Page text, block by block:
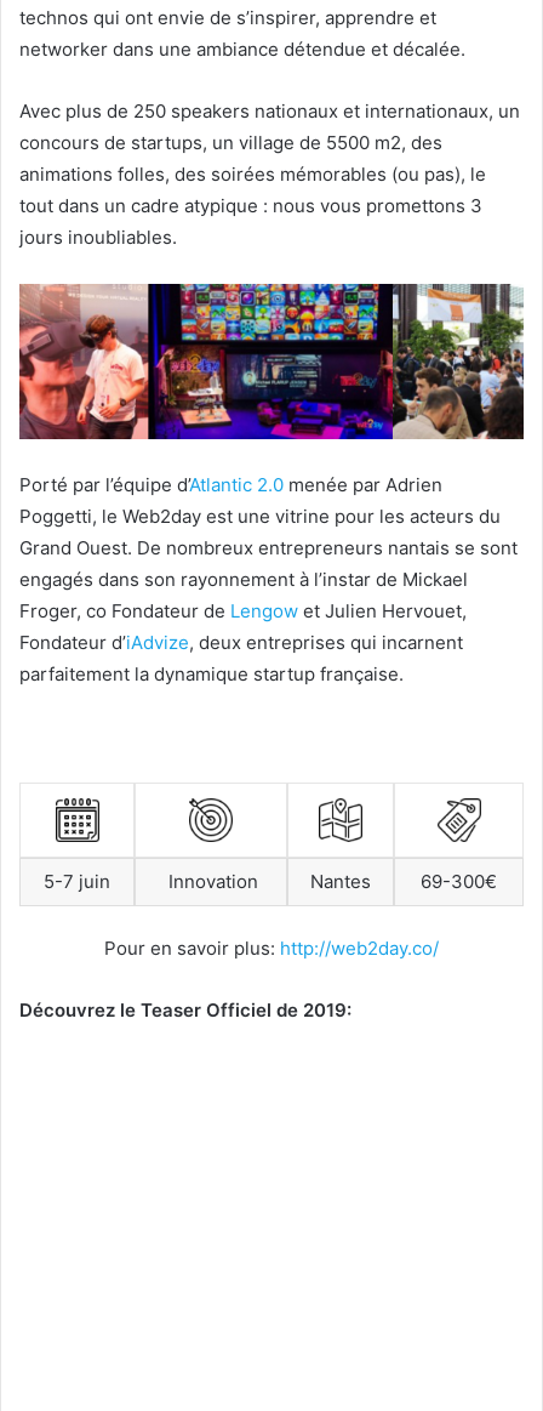
technos qui ont envie de s’inspirer, apprendre et
networker dans une ambiance détendue et décalée.
Avec plus de 250 speakers nationaux et internationaux, un
concours de startups, un village de 5500 m2, des
animations folles, des soirées mémorables (ou pas), le
tout dans un cadre atypique : nous vous promettons 3
jours inoubliables.
Porté par l’équipe d’Atlantic 2.0 menée par Adrien
Poggetti, le Web2day est une vitrine pour les acteurs du
Grand Ouest. De nombreux entrepreneurs nantais se sont
engagés dans son rayonnement à l’instar de Mickael
Froger, co Fondateur de Lengow et Julien Hervouet,
Fondateur d’iAdvize, deux entreprises qui incarnent
parfaitement la dynamique startup française.
5-7 juin Innovation Nantes 69-300€
Pour en savoir plus: http://web2day.co/
Découvrez le Teaser Officiel de 2019: